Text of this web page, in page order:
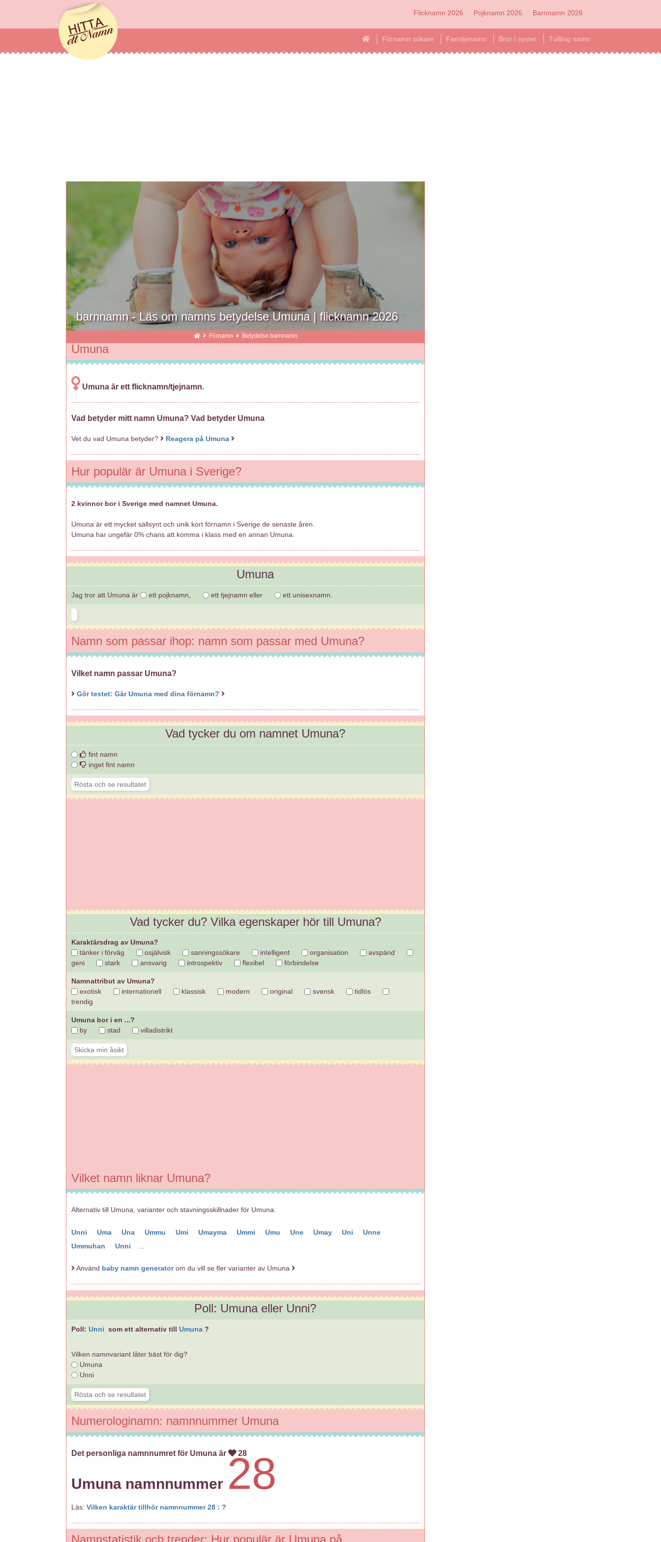
Flicknamn 2026 Pojknamn 2026 Barnnamn 2026
Förnamn sökare Familjenamn Bror / syster Tvilling namn
barnnamn - Läs om namns betydelse Umuna | flicknamn 2026
Förnamn Betydelse barnnamn
Umuna
Umuna är ett flicknamn/tjejnamn.
Vad betyder mitt namn Umuna? Vad betyder Umuna
Vet du vad Umuna betyder? Reagera på Umuna
Hur populär är Umuna i Sverige?
2 kvinnor bor i Sverige med namnet Umuna.
Umuna är ett mycket sällsynt och unik kort förnamn i Sverige de senaste åren.
Umuna har ungefär 0% chans att komma i klass med en annan Umuna.
Umuna
Jag tror att Umuna är ett pojknamn, ett tjejnamn eller ett unisexnamn.
Namn som passar ihop: namn som passar med Umuna?
Vilket namn passar Umuna?
Gör testet: Går Umuna med dina förnamn?
Vad tycker du om namnet Umuna?
fint namn
inget fint namn
Vad tycker du? Vilka egenskaper hör till Umuna?
Karaktärsdrag av Umuna?
tänker i förväg
osjälvisk sanningssökare intelligent organisation
avspänd
geni
stark ansvarig introspektiv flexibel förbindelse
Namnattribut av Umuna?
exotisk
internationell klassisk modern original svensk
tidlös
trendig
Umuna bor i en ...?
by
stad villadistrikt
Vilket namn liknar Umuna?
Alternativ till Umuna, varianter och stavningsskillnader för Umuna:
Unni Uma Una Ummu Umi Umayma Ummi Umu Une Umay Uni
Unne
Ummuhan
Unni ...
Använd baby namn generatorom du vill se fler varianter av Umuna
Poll: Umuna eller Unni?
Poll: Unni som ett alternativ till Umuna ?
Vilken namnvariant låter bäst för dig?
Umuna
Unni
Numerologinamn: namnnummer Umuna
Det personliga namnnumret för Umuna är 28
Umuna namnnummer 28
Läs: Vilken karaktär tillhör namnnummer 28 : ?